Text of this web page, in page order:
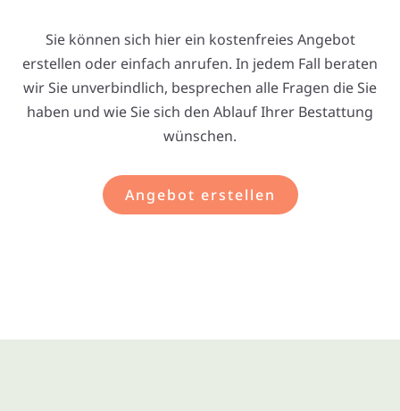
Sie können sich hier ein kostenfreies Angebot
erstellen oder einfach anrufen. In jedem Fall beraten
wir Sie unverbindlich, besprechen alle Fragen die Sie
haben und wie Sie sich den Ablauf Ihrer Bestattung
wünschen.
Angebot erstellen